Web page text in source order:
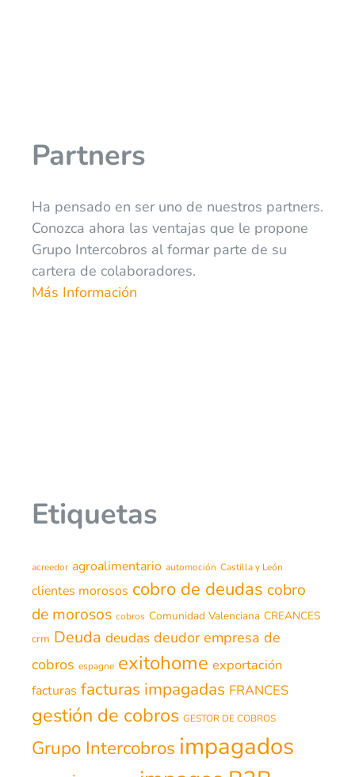
Partners
Ha pensado en ser uno de nuestros partners.
Conozca ahora las ventajas que le propone
Grupo Intercobros al formar parte de su
cartera de colaboradores.
Más Información
Etiquetas
acreedor agroalimentario automoción Castilla y León
clientes morosos cobro de deudas cobro
de morosos cobros Comunidad Valenciana CREANCES
crm Deuda deudas deudor empresa de
cobros espagne exitohome exportación
facturas facturas impagadas FRANCES
gestión de cobros GESTOR DE COBROS
Grupo Intercobros impagados